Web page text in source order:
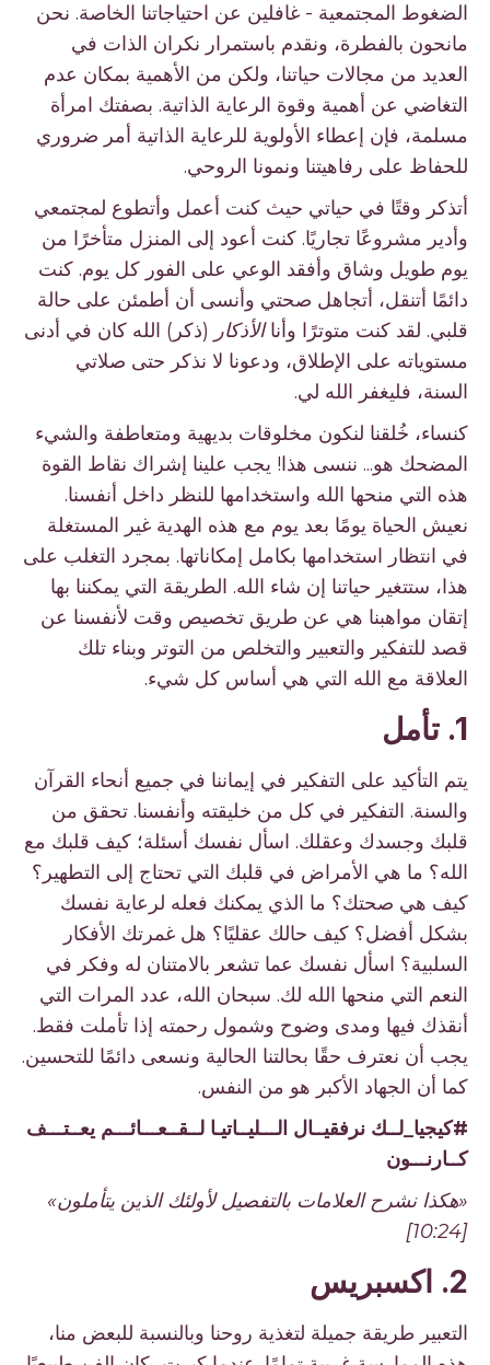
الضغوط المجتمعية - غافلين عن احتياجاتنا الخاصة. نحن
مانحون بالفطرة، ونقدم باستمرار نكران الذات في
العديد من مجالات حياتنا، ولكن من الأهمية بمكان عدم
التغاضي عن أهمية وقوة الرعاية الذاتية. بصفتك امرأة
مسلمة، فإن إعطاء الأولوية للرعاية الذاتية أمر ضروري
للحفاظ على رفاهيتنا ونمونا الروحي.
أتذكر وقتًا في حياتي حيث كنت أعمل وأتطوع لمجتمعي
وأدير مشروعًا تجاريًا. كنت أعود إلى المنزل متأخرًا من
يوم طويل وشاق وأفقد الوعي على الفور كل يوم. كنت
دائمًا أتنقل، أتجاهل صحتي وأنسى أن أطمئن على حالة
قلبي. لقد كنت متوترًا وأناالأذكار(ذكر) الله كان في أدنى
مستوياته على الإطلاق، ودعونا لا نذكر حتى صلاتي
السنة، فليغفر الله لي.
كنساء، خُلقنا لنكون مخلوقات بديهية ومتعاطفة والشيء
المضحك هو... ننسى هذا! يجب علينا إشراك نقاط القوة
هذه التي منحها الله واستخدامها للنظر داخل أنفسنا.
نعيش الحياة يومًا بعد يوم مع هذه الهدية غير المستغلة
في انتظار استخدامها بكامل إمكاناتها. بمجرد التغلب على
هذا، ستتغير حياتنا إن شاء الله. الطريقة التي يمكننا بها
إتقان مواهبنا هي عن طريق تخصيص وقت لأنفسنا عن
قصد للتفكير والتعبير والتخلص من التوتر وبناء تلك
العلاقة مع الله التي هي أساس كل شيء.
يتم التأكيد على التفكير في إيماننا في جميع أنحاء القرآن
والسنة. التفكير في كل من خليقته وأنفسنا. تحقق من
قلبك وجسدك وعقلك. اسأل نفسك أسئلة؛ كيف قلبك مع
الله؟ ما هي الأمراض في قلبك التي تحتاج إلى التطهير؟
كيف هي صحتك؟ ما الذي يمكنك فعله لرعاية نفسك
بشكل أفضل؟ كيف حالك عقليًا؟ هل غمرتك الأفكار
السلبية؟ اسأل نفسك عما تشعر بالامتنان له وفكر في
النعم التي منحها الله لك. سبحان الله، عدد المرات التي
أنقذك فيها ومدى وضوح وشمول رحمته إذا تأملت فقط.
يجب أن نعترف حقًا بحالتنا الحالية ونسعى دائمًا للتحسين.
كما أن الجهاد الأكبر هو من النفس.
#كيجيا_لــك نرفقيــال الـــليــاتيـا لــقــعـــائـــم يعــتـــف
كــارنـــون
«هكذا نشرح العلامات بالتفصيل لأولئك الذين يتأملون»
التعبير طريقة جميلة لتغذية روحنا وبالنسبة للبعض منا،